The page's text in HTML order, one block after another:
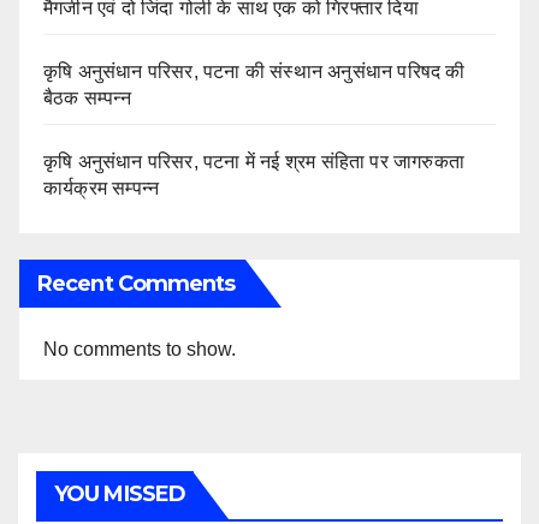
मैगजीन एवं दो जिंदा गोली के साथ एक को गिरफ्तार दिया
कृषि अनुसंधान परिसर, पटना की संस्थान अनुसंधान परिषद की
बैठक सम्पन्न
कृषि अनुसंधान परिसर, पटना में नई श्रम संहिता पर जागरुकता
कार्यक्रम सम्पन्न
Recent Comments
No comments to show.
YOU MISSED